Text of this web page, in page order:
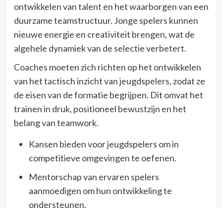
ontwikkelen van talent en het waarborgen van een
duurzame teamstructuur. Jonge spelers kunnen
nieuwe energie en creativiteit brengen, wat de
algehele dynamiek van de selectie verbetert.
Coaches moeten zich richten op het ontwikkelen
van het tactisch inzicht van jeugdspelers, zodat ze
de eisen van de formatie begrijpen. Dit omvat het
trainen in druk, positioneel bewustzijn en het
belang van teamwork.
Kansen bieden voor jeugdspelers om in
competitieve omgevingen te oefenen.
Mentorschap van ervaren spelers
aanmoedigen om hun ontwikkeling te
ondersteunen.